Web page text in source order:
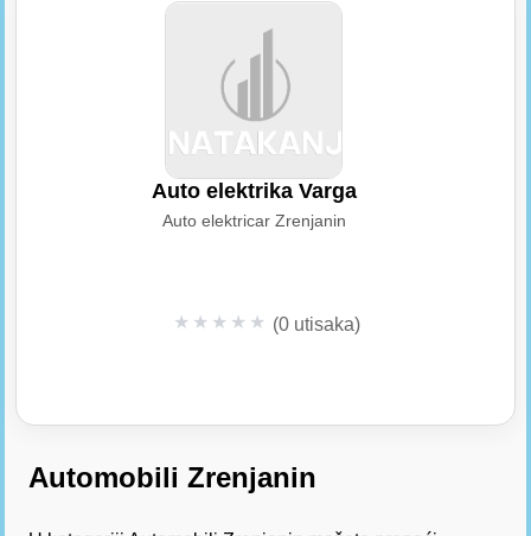
Auto elektrika Varga
Auto elektricar Zrenjanin
★ ★ ★ ★ ★ (0 utisaka)
Automobili Zrenjanin